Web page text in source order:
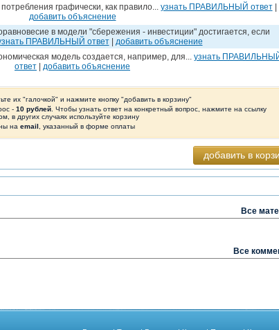
графически, как правило... узнать ПРАВИЛЬНЫЙ ответ|
добавить объяснение
в модели "сбережения - инвестиции" достигается, если
ПРАВИЛЬНЫЙ ответ| добавить объяснение
модель создается, например, для... узнать
ответ
добавить объяснение
их "галочкой" и нажмите кнопку "добавить в корзину"
- 10 рублей . Чтобы узнать ответ на конкретный вопрос, нажмите на ссылку
в других случаях используйте корзину
на email , указанный в форме оплаты
добавить в
Все
Все